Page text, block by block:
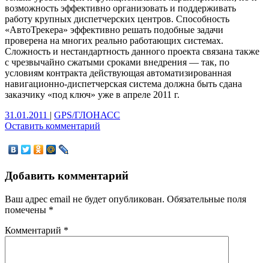
возможность эффективно организовать и поддерживать
работу крупных диспетчерских центров. Способность
«АвтоТрекера» эффективно решать подобные задачи
проверена на многих реально работающих системах.
Сложность и нестандартность данного проекта связана также
с чрезвычайно сжатыми сроками внедрения — так, по
условиям контракта действующая автоматизированная
навигационно-диспетчерская система должна быть сдана
заказчику «под ключ» уже в апреле 2011 г.
31.01.2011 | GPS/ГЛОНАСС
Оставить комментарий
Добавить комментарий
Ваш адрес email не будет опубликован. Обязательные поля
помечены *
Комментарий *